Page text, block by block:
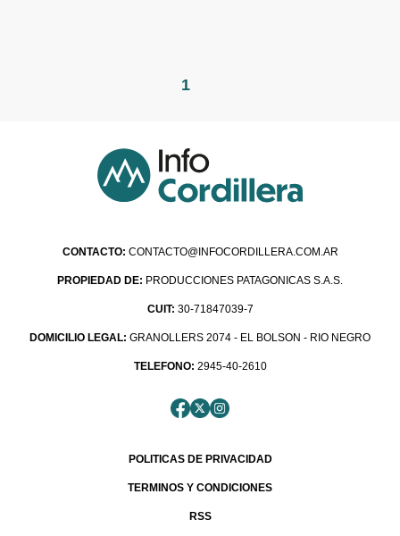
1
CONTACTO: CONTACTO@INFOCORDILLERA.COM.AR
PROPIEDAD DE: PRODUCCIONES PATAGONICAS S.A.S.
CUIT: 30-71847039-7
DOMICILIO LEGAL: GRANOLLERS 2074 - EL BOLSON - RIO NEGRO
TELEFONO: 2945-40-2610
POLITICAS DE PRIVACIDAD
TERMINOS Y CONDICIONES
RSS